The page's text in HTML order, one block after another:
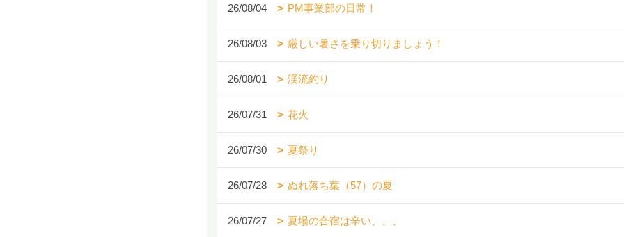
26/08/04 PM事業部の日常！
26/08/03 厳しい暑さを乗り切りましょう！
26/08/01 渓流釣り
26/07/31 花火
26/07/30 夏祭り
26/07/28 ぬれ落ち葉（57）の夏
26/07/27 夏場の合宿は辛い、、、